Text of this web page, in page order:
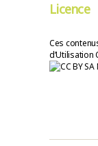
Licence
Ces
d’Utilisation